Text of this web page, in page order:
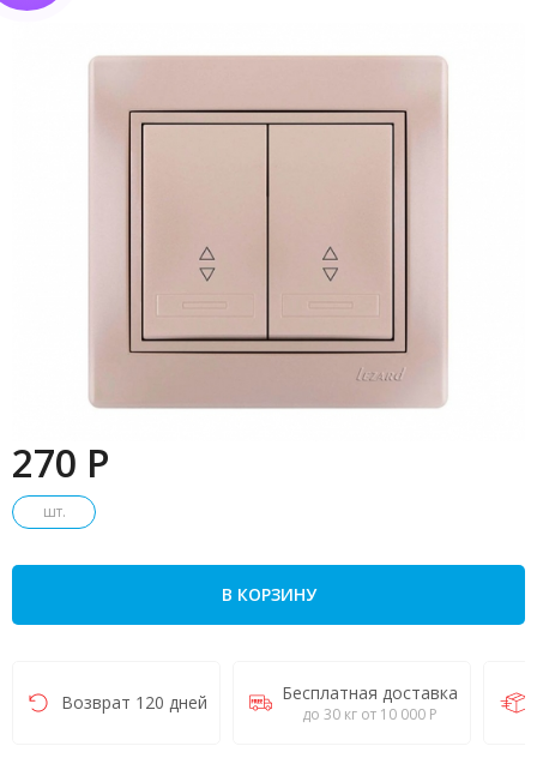
270 P
шт.
В КОРЗИНУ
Возврат 120 дней Бесплатная доставка
до 30 кг от 10 000 Р